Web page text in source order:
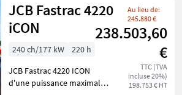
Pays Filtres
Afficher
résultats
JCB Fastrac 4220
iCON
Au lieu de:
245.880 €
238.503,60
€
TTC (TVA
incluse 20%)
198.753 € HT
240 ch/177 kW
220 h
JCB Fastrac 4220 ICON
d'une puissance maximale